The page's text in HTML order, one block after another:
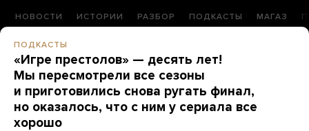
НОВОСТИ ИСТОРИИ РАЗБОР ПОДКАСТЫ МАГАЗ
ПОДКАСТЫ
«Игре престолов» — десять лет!
Мы пересмотрели все сезоны
и приготовились снова ругать финал,
но оказалось, что с ним у сериала все
хорошо